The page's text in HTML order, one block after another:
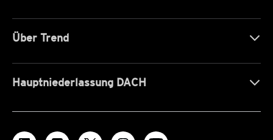
Über Trend
Hauptniederlassung DACH